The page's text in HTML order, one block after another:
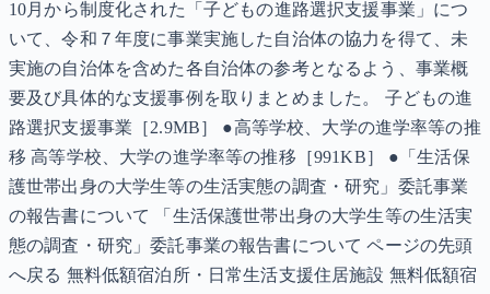
10月から制度化された「子どもの進路選択支援事業」につ
いて、令和７年度に事業実施した自治体の協力を得て、未
実施の自治体を含めた各自治体の参考となるよう、事業概
要及び具体的な支援事例を取りまとめました。 子どもの進
路選択支援事業［2.9MB］ ●高等学校、大学の進学率等の推
移 高等学校、大学の進学率等の推移［991KB］ ●「生活保
護世帯出身の大学生等の生活実態の調査・研究」委託事業
の報告書について 「生活保護世帯出身の大学生等の生活実
態の調査・研究」委託事業の報告書について ページの先頭
へ戻る 無料低額宿泊所・日常生活支援住居施設 無料低額宿